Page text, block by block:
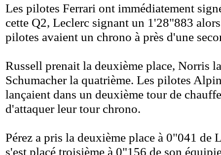
Les pilotes Ferrari ont immédiatement
cette Q2, Leclerc signant un 1'28"883
pilotes avaient un chrono à près d'une
Russell prenait la deuxième place, Norris
Schumacher la quatrième. Les pilotes
lançaient dans un deuxième tour de
d'attaquer leur tour chrono.
Pérez a pris la deuxième place à 0"041 de
s'est placé troisième à 0"156 de son